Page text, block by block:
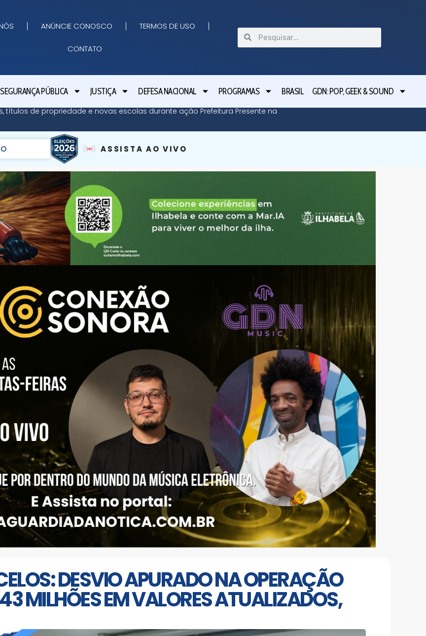
ANÚNCIE CONOSCO TERMOS DE USO
CONTATO
SEGURANÇA PÚBLICA JUSTIÇA DEFESA NACIONAL PROGRAMAS BRASIL GDN: POP, GEEK & SOUND
títulos de propriedade e novas escolas durante ação Prefeitura Presente na
ASSISTA AO VIVO
DESVIO APURADO NA OPERAÇÃO
MILHÕES EM VALORES ATUALIZADOS,